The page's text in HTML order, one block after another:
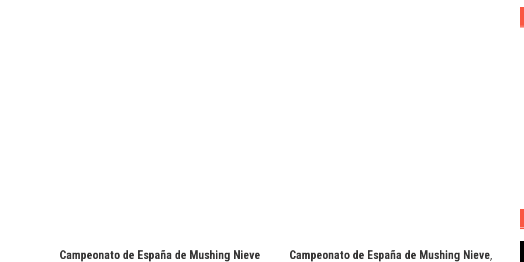
Campeonato de España de Mushing Nieve Campeonato de España de Mushing Nieve,